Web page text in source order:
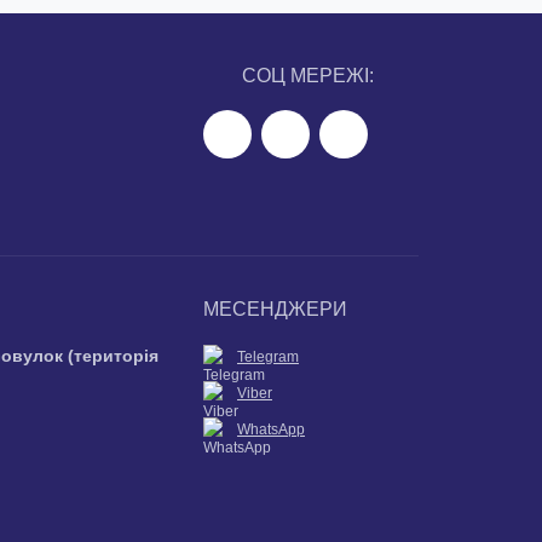
СОЦ МЕРЕЖІ:
(територія
МЕСЕНДЖЕРИ
Telegram
Viber
WhatsApp